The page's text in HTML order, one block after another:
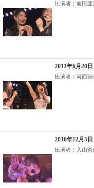
出演者：前田亜
2011年6月20
出演者：河西智
2010年12月5
出演者：入山杏